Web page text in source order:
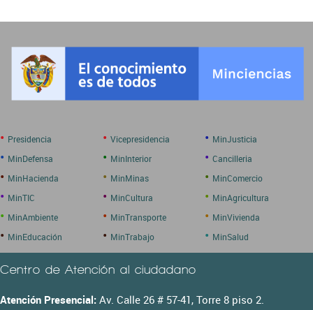
• Presidencia • Vicepresidencia • MinJusticia
• MinDefensa • MinInterior • Cancilleria
• MinHacienda • MinMinas • MinComercio
• MinTIC • MinCultura • MinAgricultura
• MinAmbiente • MinTransporte • MinVivienda
• MinEducación • MinTrabajo • MinSalud
Centro de Atención al ciudadano
Atención Presencial: Av. Calle 26 # 57-41, Torre 8 piso 2.